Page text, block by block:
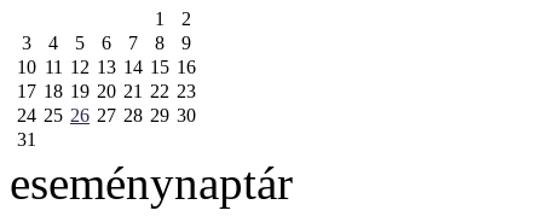
1
2
3
4 5 6 7 8
9
10 11 12 13 14 15 16
17 18 19 20 21 22 23
24 25 26 27 28 29 30
31
eseménynaptár